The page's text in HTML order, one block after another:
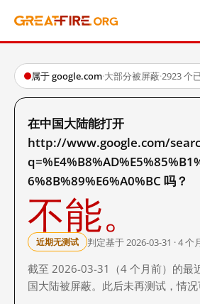
属于 google.com·大部分被屏蔽·2923 个
在中国大陆能打开
http://www.google.com/
6%8B%89%E6%A0%BC 吗？
不能。
近期无测试 判定基于 2026-03-31 · 4 个
截至 2026-03-31（4 个月前）的最
国大陆被屏蔽。此后未再测试，情况